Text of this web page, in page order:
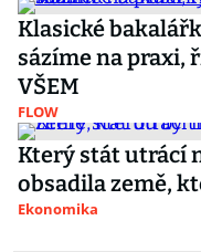
Klasické
sázíme na praxi,
VŠEM
FLOW
Který stát utrácí
obsadila země,
Ekonomika